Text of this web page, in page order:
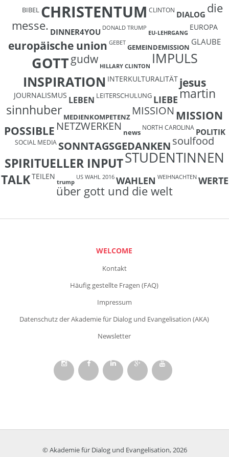
BIBEL CHRISTENTUM CLINTON DIALOG die
messe. DINNER4YOU DONALD TRUMP
EU-LEHRGANG
EUROPA
europäische union GEBET GEMEINDEMISSION
GLAUBE
GOTTgudw HILLARY CLINTON IMPULS
INSPIRATION INTERKULTURALITÄT jesus
JOURNALISMUS LEBEN LEITERSCHULUNG LIEBEmartin
sinnhuber MEDIENKOMPETENZ MISSION MISSION
POSSIBLE NETZWERKEN news
NORTH CAROLINA POLITIK
SOCIAL MEDIA SONNTAGSGEDANKENsoulfood
SPIRITUELLER INPUTSTUDENTINNEN
TALKTEILEN
trump
US WAHL 2016 WAHLEN WEIHNACHTEN WERTE
über gott und die welt
WELCOME
Kontakt
Häufig gestellte Fragen (FAQ)
Impressum
Datenschutz der Akademie für Dialog und Evangelisation (AKA)
Newsletter
© Akademie für Dialog und Evangelisation, 2026